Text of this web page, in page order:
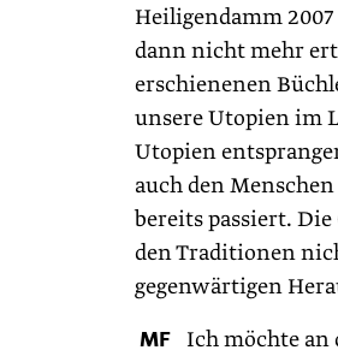
Heiligendamm
dann nicht mehr
erschienenen
unsere Utopien im
Utopien
auch den
bereits passiert.
den Traditionen
gegenwärtigen
MF Ich möchte an